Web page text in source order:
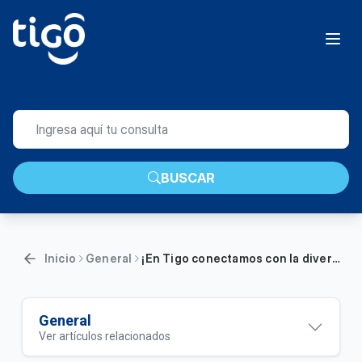
BUSCAR
Inicio General ¡En Tigo conectamos con la diversidad! | General
General
Ver artículos relacionados